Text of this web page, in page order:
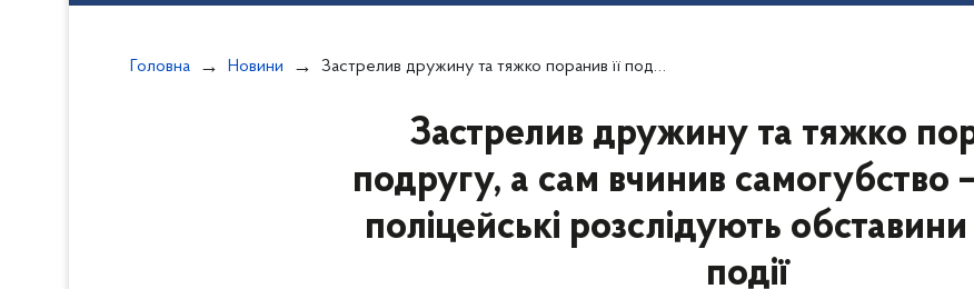
Головна Новини Застрелив дружину та тяжко поранив її подругу, а сам вчинив самогубство – вінницькі поліцейські розслідують обставини трагічної події
Застрелив дружину та тяжко
подругу, а сам вчинив самогубство –
поліцейські розслідують обставини
події